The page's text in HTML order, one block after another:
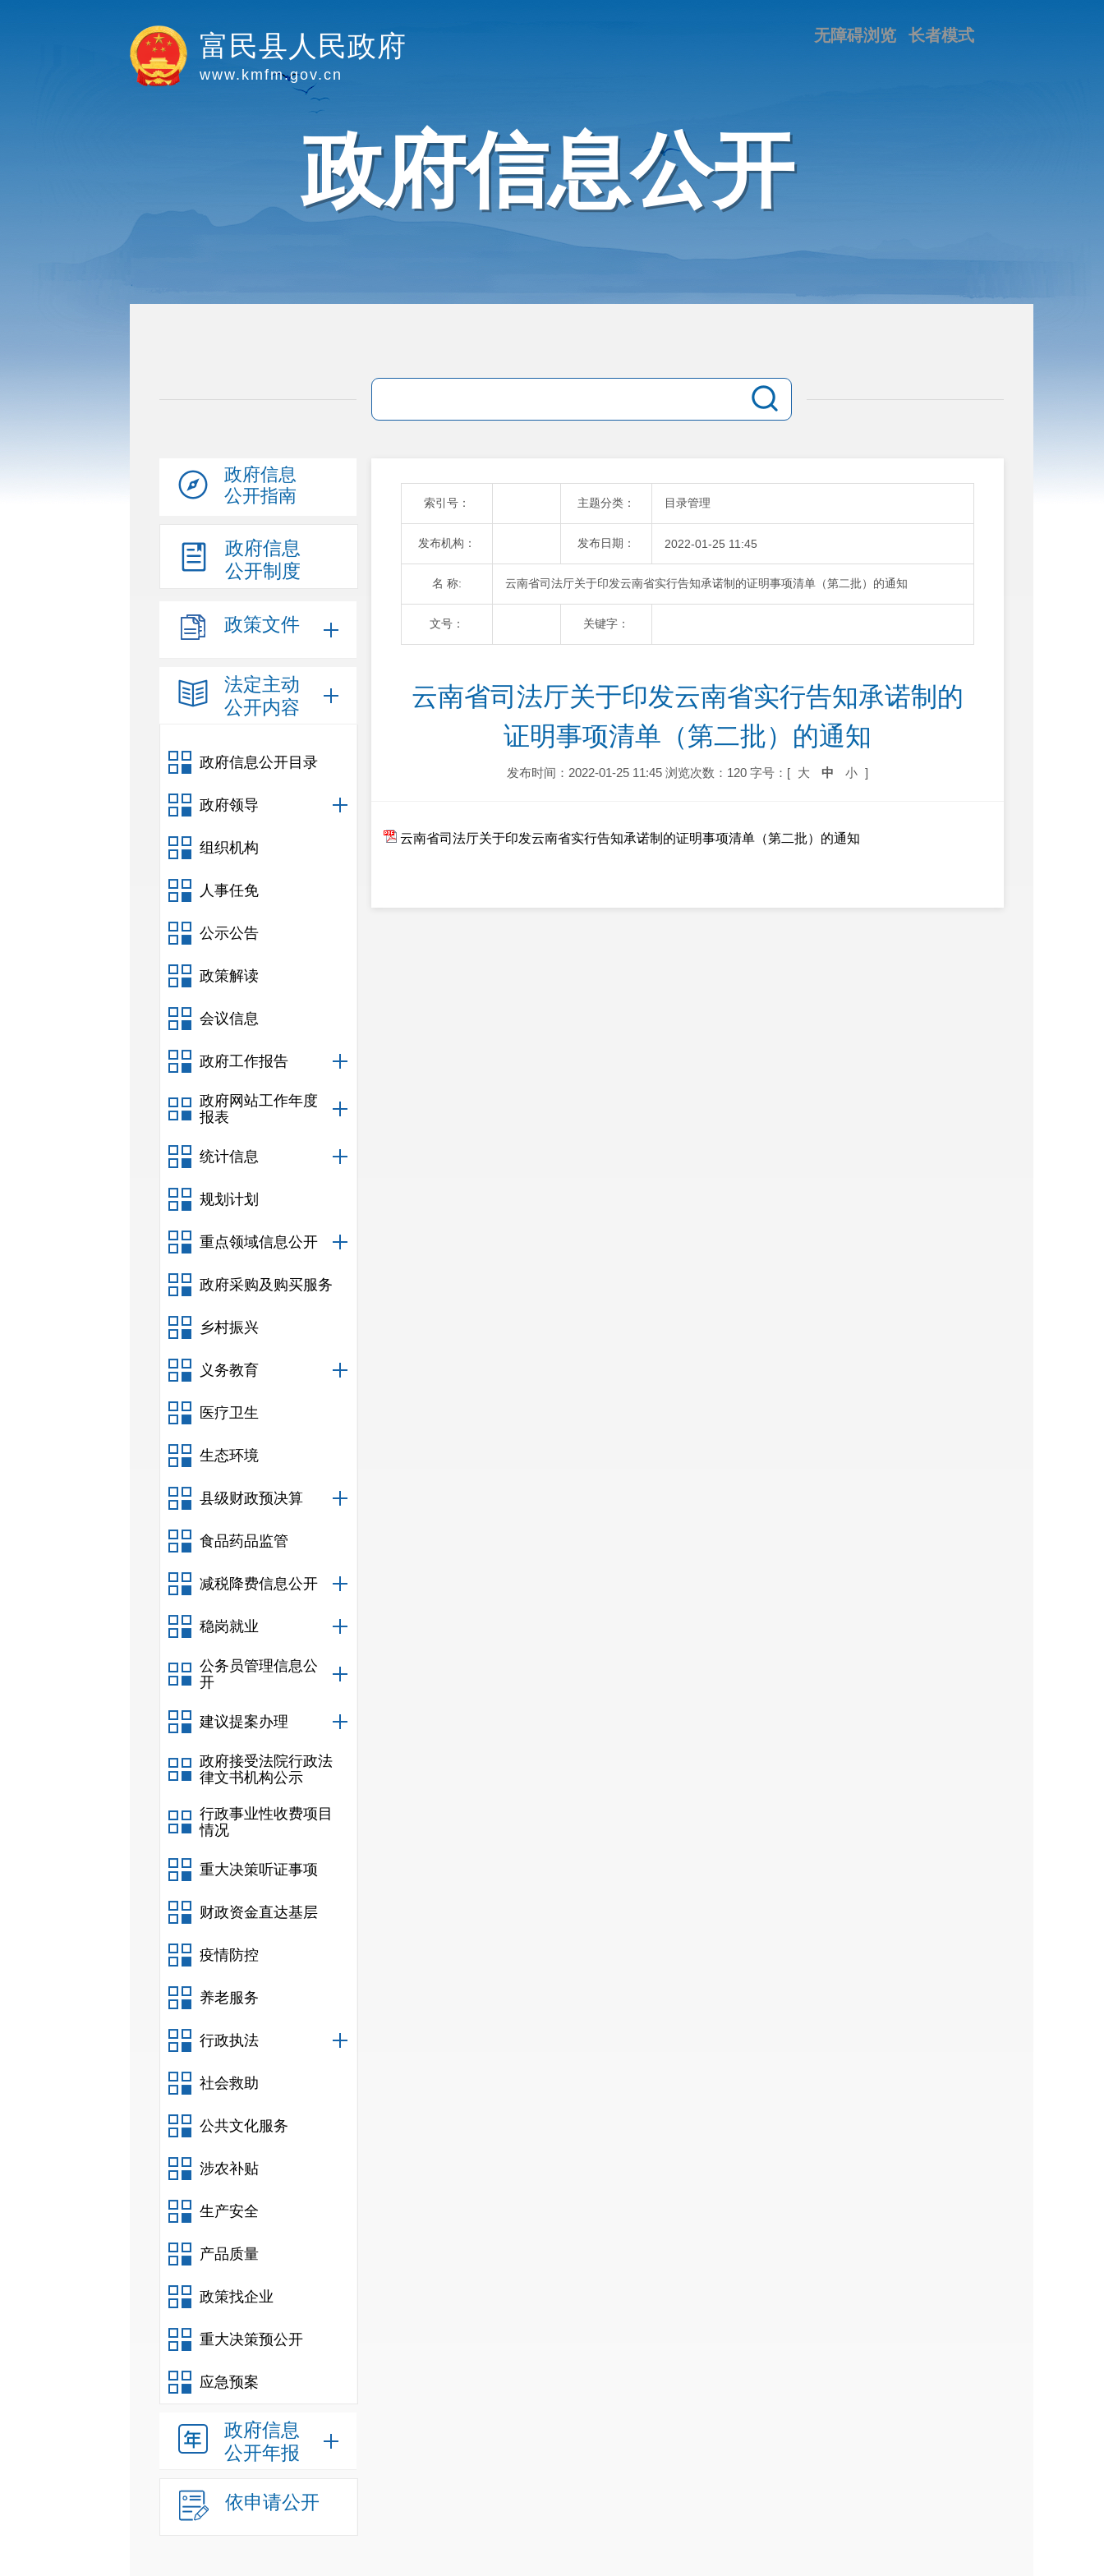
富民县人民政府
www.kmfm.gov.cn
长者模式
无障碍浏览
政府信息公开
政府信息
公开指南
政府信息
公开制度
政策文件
法定主动
公开内容
政府信息公开目录
政府领导
组织机构
人事任免
公示公告
政策解读
会议信息
政府工作报告
政府网站工作年度
报表
统计信息
规划计划
重点领域信息公开
政府采购及购买服务
乡村振兴
义务教育
医疗卫生
生态环境
县级财政预决算
食品药品监管
减税降费信息公开
稳岗就业
公务员管理信息公
开
建议提案办理
政府接受法院行政法
律文书机构公示
行政事业性收费项目
情况
重大决策听证事项
财政资金直达基层
疫情防控
养老服务
行政执法
社会救助
公共文化服务
涉农补贴
生产安全
产品质量
政策找企业
重大决策预公开
应急预案
政府信息
公开年报
依申请公开
索引号： 主题分类： 目录管理
发布机构： 发布日期： 2022-01-25 11:45
名 称: 云南省司法厅关于印发云南省实行告知承诺制的证明事项清单（第二批）的通知
文号： 关键字：
云南省司法厅关于印发云南省实行告知承诺制的
证明事项清单（第二批）的通知
发布时间：2022-01-25 11:45 浏览次数：120 字号：[ 大 中 小 ]
云南省司法厅关于印发云南省实行告知承诺制的证明事项清单（第二批）的通知